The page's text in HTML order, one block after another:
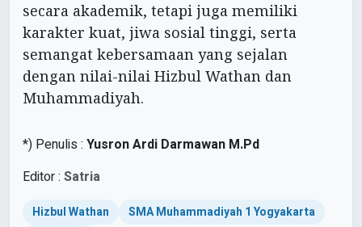
secara akademik, tetapi juga memiliki
karakter kuat, jiwa sosial tinggi, serta
semangat kebersamaan yang sejalan
dengan nilai-nilai Hizbul Wathan dan
Muhammadiyah.
*) Penulis : Yusron Ardi Darmawan M.Pd
Editor : Satria
Hizbul Wathan
SMA Muhammadiyah 1 Yogyakarta